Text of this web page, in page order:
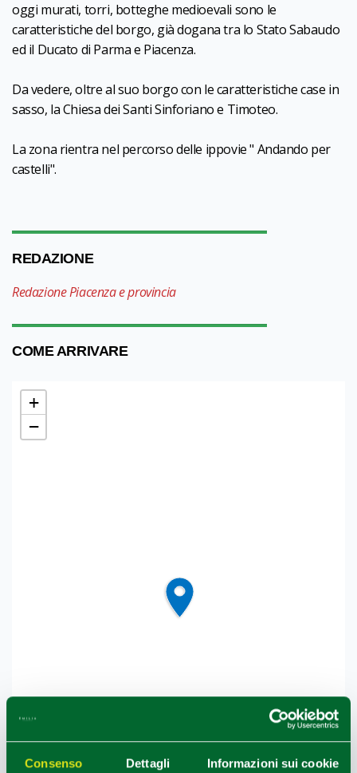
Consenso Dettagli Informazioni sui cookie
oggi murati, torri, botteghe medioevali sono le
caratteristiche del borgo, già dogana tra lo Stato Sabaudo
ed il Ducato di Parma e Piacenza.
Da vedere, oltre al suo borgo con le caratteristiche case in
sasso, la Chiesa dei Santi Sinforiano e Timoteo.
La zona rientra nel percorso delle ippovie " Andando per
castelli".
REDAZIONE
Redazione Piacenza e provincia
COME ARRIVARE
+
−